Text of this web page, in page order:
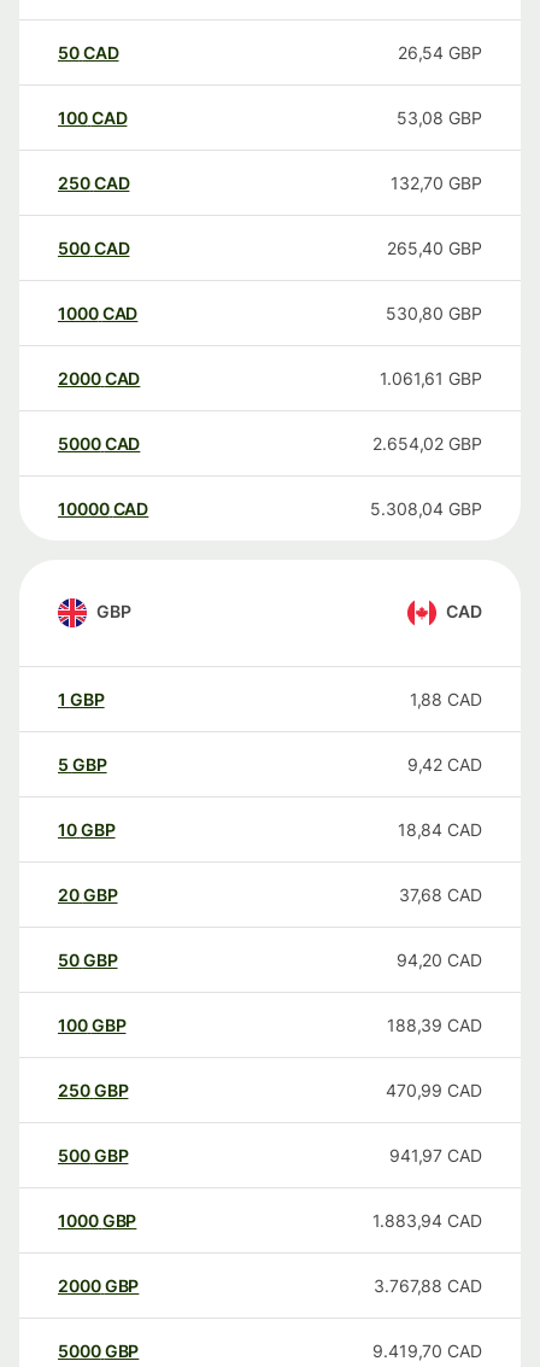
50CAD 26,54 GBP
100CAD 53,08 GBP
250CAD 132,70 GBP
500CAD 265,40 GBP
1000CAD 530,80 GBP
2000CAD 1.061,61 GBP
5000CAD 2.654,02 GBP
10000 CAD 5.308,04 GBP
GBP CAD
1 GBP 1,88 CAD
5 GBP 9,42 CAD
10GBP 18,84 CAD
20GBP 37,68 CAD
50GBP 94,20 CAD
100GBP 188,39 CAD
250GBP 470,99 CAD
500GBP 941,97 CAD
1000GBP 1.883,94 CAD
2000GBP 3.767,88 CAD
5000GBP 9.419,70 CAD